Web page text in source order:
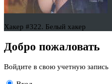
Хакер #322. Белый хакер
Добро пожаловать
Войдите в свою учетную запись